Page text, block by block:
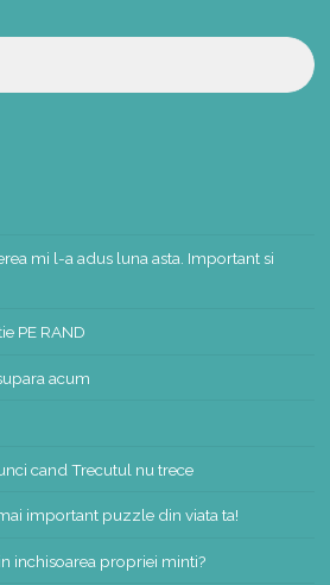
mi l-a adus luna asta. Important si
PE RAND
acum
cand Trecutul nu trece
important puzzle din viata ta!
inchisoarea propriei minti?